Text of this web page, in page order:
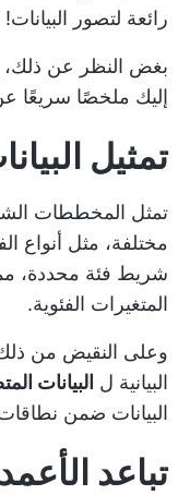
رائعة لتصور البيانات!
بغض النظر عن ذلك،
إليك ملخصًا سريعًا
تمثيل
تمثل المخططات
مختلفة، مثل أنواع
شريط فئة محددة،
المتغيرات الفئوية.
وعلى النقيض من
البيانية ل البيانات
البيانات ضمن
تباعد